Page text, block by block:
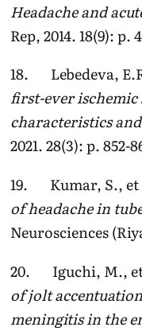
Headache and
Rep, 2014. 18(9): p.
18. Lebedeva,
first-ever
characteristics
2021. 28(3): p. 852-
19. Kumar, S., et
of headache in
Neurosciences
20. Iguchi, M.,
of jolt
meningitis in the